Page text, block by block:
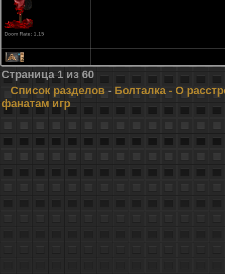
Doom Rate: 1.15
2
Страница1 из 60
Список разделов- Болталка- О
фанатам игр